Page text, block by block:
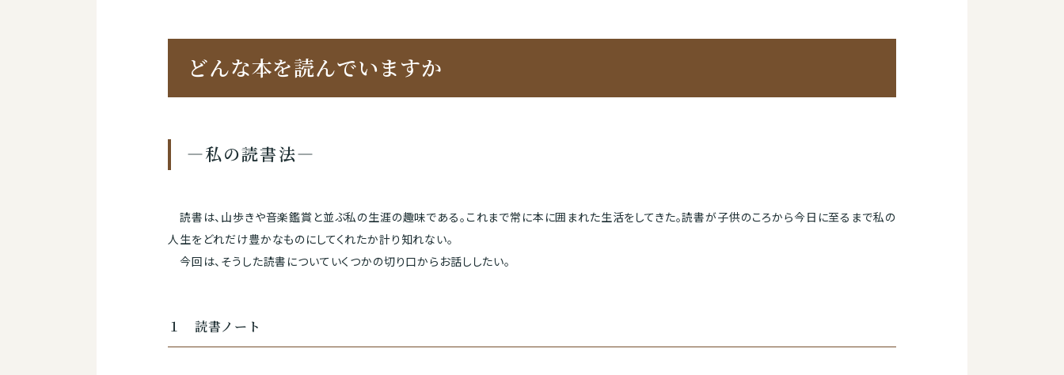
どんな本を読んでいますか
―私の読書法―
読書は、山歩きや音楽鑑賞と並ぶ私の生涯の趣味である。これまで常に本に囲まれた生活をしてきた。読書が子供のころから今日に至るまで私の
人生をどれだけ豊かなものにしてくれたか計り知れない。
今回は、そうした読書についていくつかの切り口からお話ししたい。
１ 読書ノート